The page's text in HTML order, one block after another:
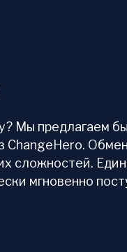
Мы предлагаем
ChangeHero.
сложностей.
мгновенно